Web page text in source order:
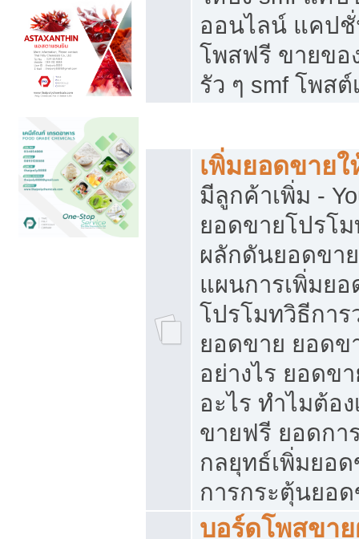
ออนไลน์ แคป
โพสฟรี ขายขอ
รัว ๆ smf โพส
เพิ่มยอดขายใ
มีลูกค้าเพิ่ม -
ยอดขายโปรโ
ผลักดันยอดขา
แผนการเพิ่มย
โปรโมทวิธีการ
ยอดขาย ยอดข
อย่างไร ยอดข
อะไร ทำไมต้อ
ขายฟรี ยอดกา
กลยุทธ์เพิ่มยอ
การกระตุ้นยอ
บอร์ดโพสขา